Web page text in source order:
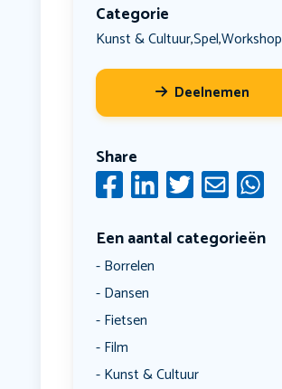
Categorie
Kunst & Cultuur,Spel,Workshop
Deelnemen
Share
Een aantal categorieën
Borrelen
Dansen
Fietsen
Film
Kunst & Cultuur